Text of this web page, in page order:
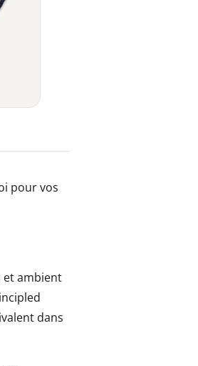
pour vos
et ambient
dans